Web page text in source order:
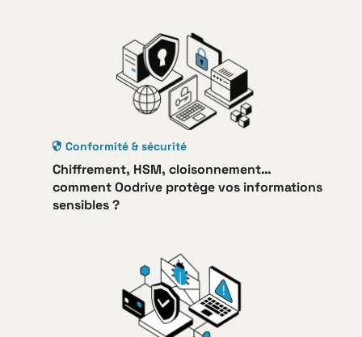
Conformité & sécurité
Chiffrement, HSM, cloisonnement…
comment Oodrive protège vos informations
sensibles ?